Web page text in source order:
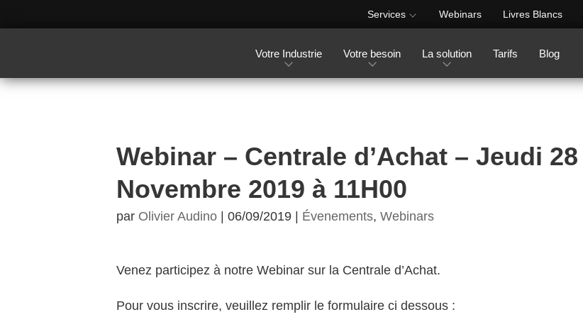
Services Webinars Livres Blancs
Votre Industrie Votre besoin La solution Tarifs Blog
Webinar – Centrale d’Achat – Jeudi 28
Novembre 2019 à 11H00
par Olivier Audino |06/09/2019 Évenements,Webinars
Venez participez à notre Webinar sur la Centrale d’Achat.
Pour vous inscrire, veuillez remplir le formulaire ci dessous :